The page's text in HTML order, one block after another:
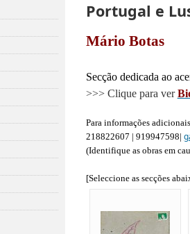
Portugal e
Mário Botas
Secção dedicada ao
>>> Clique para ver
Para informações
218822607 | 919947598|
(Identifique as obras em
[Seleccione as secções